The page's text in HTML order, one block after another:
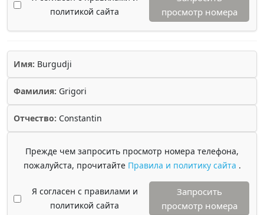
политикой сайта
просмотр номера
Имя: Burgudji
Фамилия: Grigori
Отчество: Constantin
Прежде чем запросить просмотр номера телефона,
пожалуйста, прочитайте Правила и политику сайта .
Я согласен с правилами и
политикой сайта
Запросить
просмотр номера